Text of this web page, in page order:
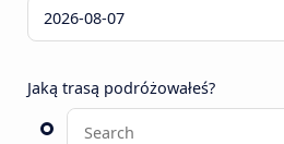
Jaką trasą podróżowałeś?